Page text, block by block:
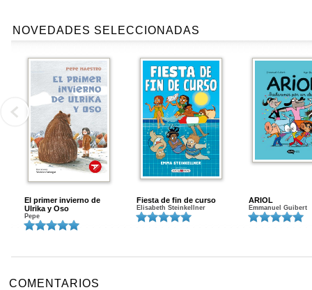
NOVEDADES SELECCIONADAS
El primer invierno de
Ulrika y Oso
Pepe
Fiesta de fin de curso
Elisabeth Steinkellner
ARIOL
Emmanuel Guibert
COMENTARIOS